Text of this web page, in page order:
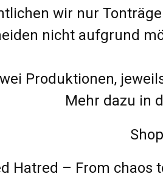
wir nur
nicht aufgrund
Produktionen,
Mehr dazu in
Hatred – From chaos